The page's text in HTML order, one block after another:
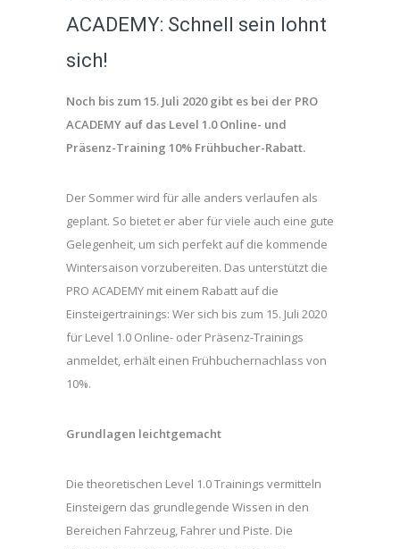
ACADEMY: Schnell sein lohnt
sich!
Noch bis zum 15. Juli 2020 gibt es bei der PRO
ACADEMY auf das Level 1.0 Online- und
Präsenz-Training 10% Frühbucher-Rabatt.
Der Sommer wird für alle anders verlaufen als
geplant. So bietet er aber für viele auch eine gute
Gelegenheit, um sich perfekt auf die kommende
Wintersaison vorzubereiten. Das unterstützt die
PRO ACADEMY mit einem Rabatt auf die
Einsteigertrainings: Wer sich bis zum 15. Juli 2020
für Level 1.0 Online- oder Präsenz-Trainings
anmeldet, erhält einen Frühbuchernachlass von
10%.
Grundlagen leichtgemacht
Die theoretischen Level 1.0 Trainings vermitteln
Einsteigern das grundlegende Wissen in den
Bereichen Fahrzeug, Fahrer und Piste. Die